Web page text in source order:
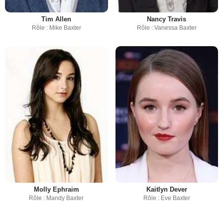
Tim Allen
Rôle : Mike Baxter
Nancy Travis
Rôle : Vanessa Baxter
Molly Ephraim
Rôle : Mandy Baxter
Kaitlyn Dever
Rôle : Eve Baxter